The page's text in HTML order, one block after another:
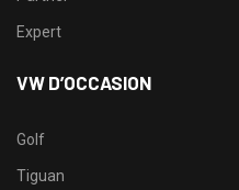
Expert
VW D’OCCASION
Golf
Tiguan